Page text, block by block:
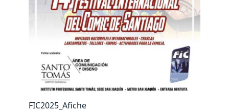
FIC2025_Afiche